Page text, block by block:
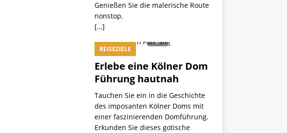
Genießen Sie die malerische Route
nonstop.
[…]
Erlebe eine Kölner Dom
Führung hautnah
REISEZIELE
Tauchen Sie ein in die Geschichte
des imposanten Kölner Doms mit
einer faszinierenden Domführung.
Erkunden Sie dieses gotische